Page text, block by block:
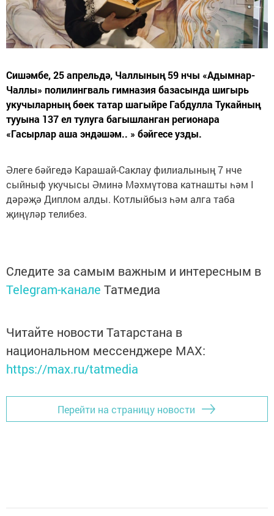
Сишәмбе, 25 апрельдә, Чаллының 59 нчы «Адымнар-
Чаллы» полилингваль гимназия базасында шигырь
укучыларның бөек татар шагыйре Габдулла Тукайның
тууына 137 ел тулуга багышланган регионара
«Гасырлар аша эндәшәм.. » бәйгесе узды.
Әлеге бәйгедә Карашай-Саклау филиалының 7 нче
сыйныф укучысы Әминә Мәхмүтова катнашты һәм I
дәрәҗә Диплом алды. Котлыйбыз һәм алга таба
җиңүләр телибез.
Следите за самым важным и интересным в
Telegram-канале Татмедиа
Читайте новости Татарстана в
национальном мессенджере MАХ:
https://max.ru/tatmedia
Перейти на страницу новости